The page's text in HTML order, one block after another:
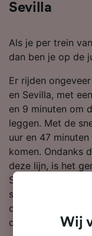
Sevilla
Als je per trein
dan ben je op de
Er rijden
en Sevilla, met
en 9 minuten om
leggen. Met de
uur en 47
komen. Ondanks
deze lijn, is het
Sevilla te reizen,
stappen. Zowel
op deze route,
diensten metWij